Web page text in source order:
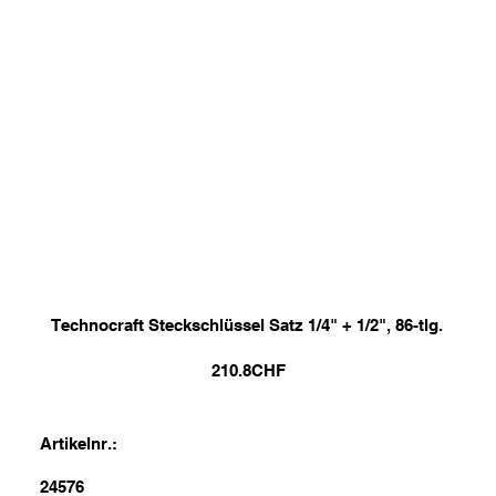
Technocraft Steckschlüssel Satz 1/4" + 1/2", 86-tlg.
210.8CHF
Artikelnr.:
24576